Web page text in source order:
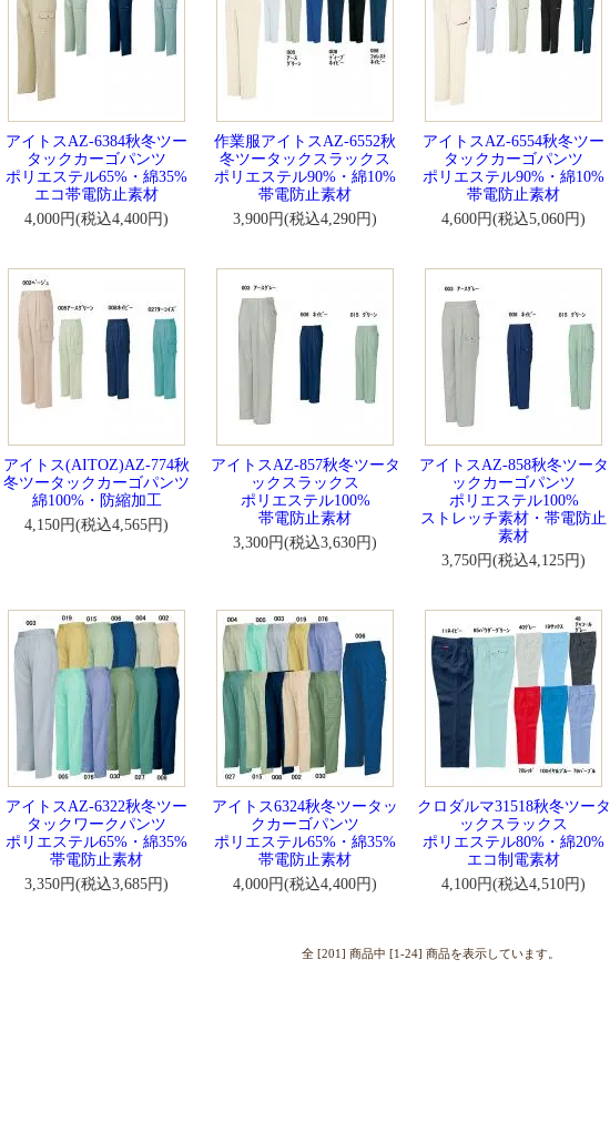
アイトスAZ-6384秋冬ツー
タックカーゴパンツ
ポリエステル65%・綿35%
エコ帯電防止素材
4,000円(税込4,400円)
作業服アイトスAZ-6552秋
冬ツータックスラックス
ポリエステル90%・綿10%
帯電防止素材
3,900円(税込4,290円)
アイトスAZ-6554秋冬ツー
タックカーゴパンツ
ポリエステル90%・綿10%
帯電防止素材
4,600円(税込5,060円)
アイトス(AITOZ)AZ-774秋
冬ツータックカーゴパンツ
綿100%・防縮加工
4,150円(税込4,565円)
アイトスAZ-857秋冬ツータ
ックスラックス
ポリエステル100%
帯電防止素材
3,300円(税込3,630円)
アイトスAZ-858秋冬ツータ
ックカーゴパンツ
ポリエステル100%
ストレッチ素材・帯電防止
素材
3,750円(税込4,125円)
アイトスAZ-6322秋冬ツー
タックワークパンツ
ポリエステル65%・綿35%
帯電防止素材
3,350円(税込3,685円)
アイトス6324秋冬ツータッ
クカーゴパンツ
ポリエステル65%・綿35%
帯電防止素材
4,000円(税込4,400円)
クロダルマ31518秋冬ツータ
ックスラックス
ポリエステル80%・綿20%
エコ制電素材
4,100円(税込4,510円)
全 [201] 商品中 [1-24] 商品を表示しています。